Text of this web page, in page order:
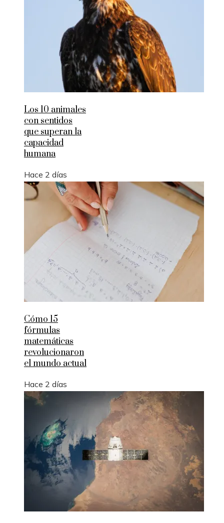
Los 10 animales
con sentidos
que superan la
capacidad
humana
Hace 2 días
Cómo 15
fórmulas
matemáticas
revolucionaron
el mundo actual
Hace 2 días